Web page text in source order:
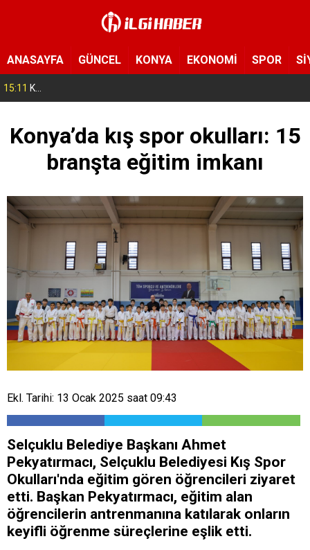
ANASAYFA GÜNCEL KONYA EKONOMİ SPOR
15:11 Konya’da zabıta ve polis sahada! Toplu taşıma araçları tek tek denetleniyor
Konya’da kış spor okulları: 15
branşta eğitim imkanı
Ekl. Tarihi: 13 Ocak 2025 saat 09:43
Selçuklu Belediye Başkanı Ahmet
Pekyatırmacı, Selçuklu Belediyesi Kış Spor
Okulları'nda eğitim gören öğrencileri ziyaret
etti. Başkan Pekyatırmacı, eğitim alan
öğrencilerin antrenmanına katılarak onların
keyifli öğrenme süreçlerine eşlik etti.